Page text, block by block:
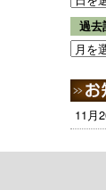
過去
11月